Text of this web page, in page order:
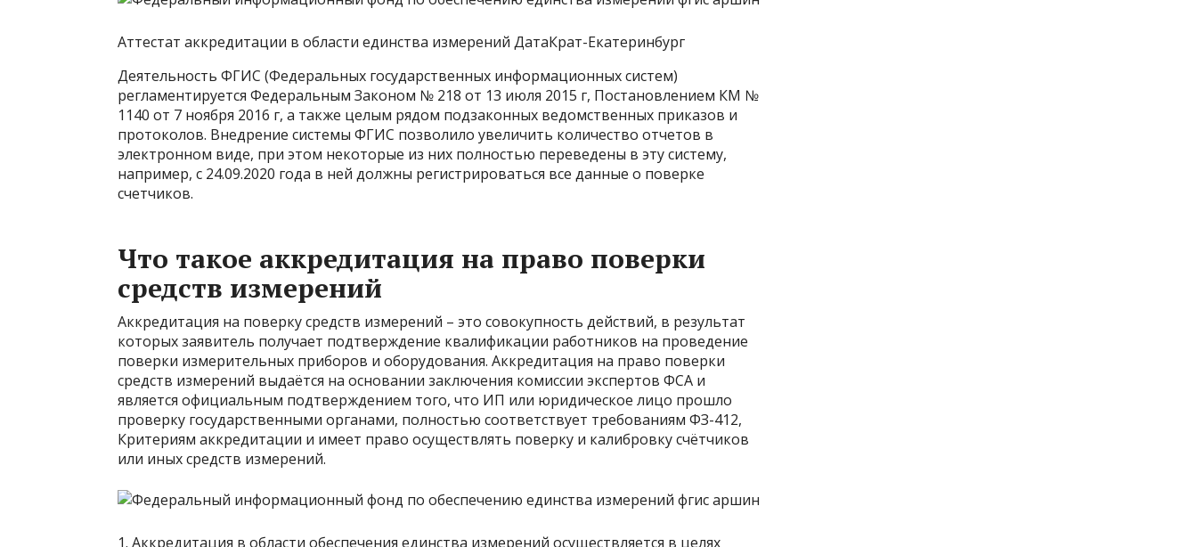
Аттестат аккредитации в области единства измерений ДатаКрат-Екатеринбург
Деятельность ФГИС (Федеральных государственных информационных систем)
регламентируется Федеральным Законом № 218 от 13 июля 2015 г, Постановлением КМ №
1140 от 7 ноября 2016 г, а также целым рядом подзаконных ведомственных приказов и
протоколов. Внедрение системы ФГИС позволило увеличить количество отчетов в
электронном виде, при этом некоторые из них полностью переведены в эту систему,
например, с 24.09.2020 года в ней должны регистрироваться все данные о поверке
счетчиков.
Что такое аккредитация на право поверки
средств измерений
Аккредитация на поверку средств измерений – это совокупность действий, в результат
которых заявитель получает подтверждение квалификации работников на проведение
поверки измерительных приборов и оборудования. Аккредитация на право поверки
средств измерений выдаётся на основании заключения комиссии экспертов ФСА и
является официальным подтверждением того, что ИП или юридическое лицо прошло
проверку государственными органами, полностью соответствует требованиям ФЗ-412,
Критериям аккредитации и имеет право осуществлять поверку и калибровку счётчиков
или иных средств измерений.
1. Аккредитация в области обеспечения единства измерений осуществляется в целях